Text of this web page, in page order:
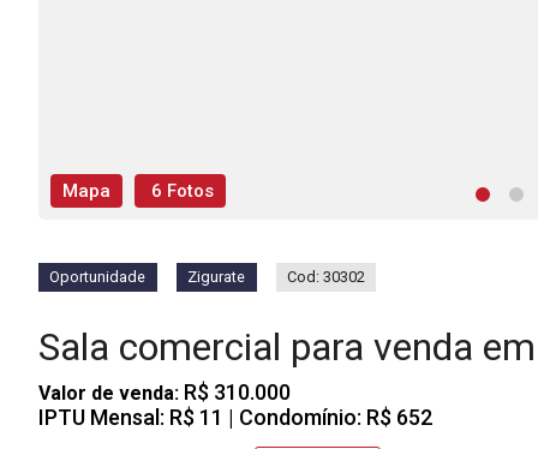
Mapa 6 Fotos
Oportunidade Zigurate Cod: 30302
Sala comercial para venda
Valor de venda: R$ 310.000
IPTU Mensal: R$ 11 | Condomínio: R$ 652